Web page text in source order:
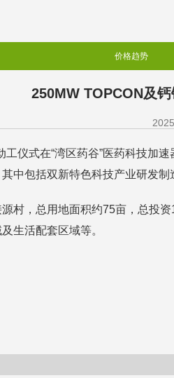
价格趋势
250MW TOPCON及
仪式在“湾区药谷”医药科技
中包括双新特色科技产业研发制
村，总用地面积约75亩，总投
生活配套区域等。